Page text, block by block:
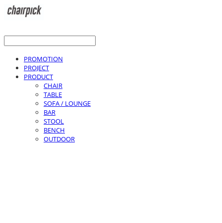
PROMOTION
PROJECT
PRODUCT
CHAIR
TABLE
SOFA / LOUNGE
BAR
STOOL
BENCH
OUTDOOR